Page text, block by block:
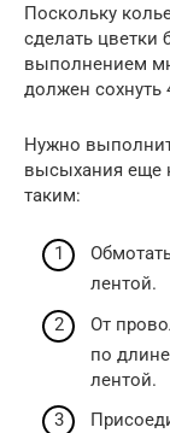
Поскольку
сделать цветки
выполнением
должен сохнуть
Нужно
высыхания еще
таким:
лентой.
От
по
лентой.